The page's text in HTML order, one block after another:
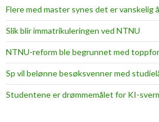
Flere med master synes det er vanskelig
Slik blir immatrikuleringen ved NTNU
NTNU-reform ble begrunnet med
Sp vil belønne besøksvenner med
Studentene er drømmemålet for KI-